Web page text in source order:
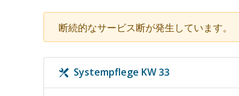
断続的なサービス断が発生しています。
Systempflege KW 33